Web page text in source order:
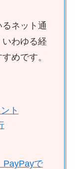
ネット通
わゆる経
めです。
ト
PayPayで